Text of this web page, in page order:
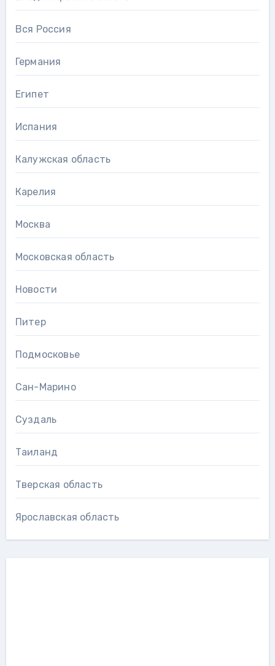
Вся Россия
Германия
Египет
Испания
Калужская область
Карелия
Москва
Московская область
Новости
Питер
Подмосковье
Сан-Марино
Суздаль
Таиланд
Тверская область
Ярославская область